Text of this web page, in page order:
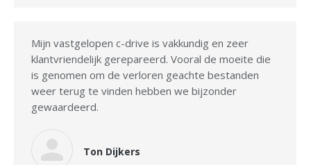
Mijn vastgelopen c-drive is vakkundig en zeer
klantvriendelijk gerepareerd. Vooral de moeite die
is genomen om de verloren geachte bestanden
weer terug te vinden hebben we bijzonder
gewaardeerd.
Ton Dijkers